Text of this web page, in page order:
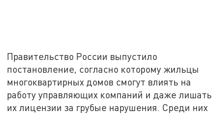
Правительство России выпустило
постановление, согласно которому жильцы
многоквартирных домов смогут влиять на
работу управляющих компаний и даже лишать
их лицензии за грубые нарушения. Среди них